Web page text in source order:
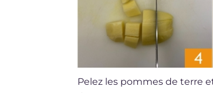
Pelez les pommes de terre